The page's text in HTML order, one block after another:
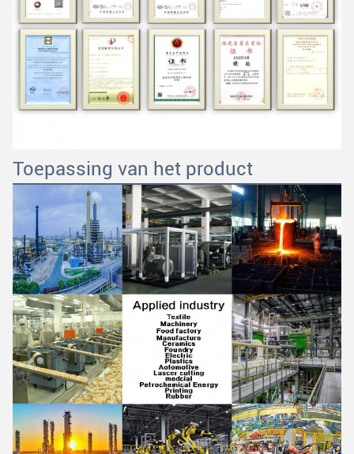
Toepassing van het product